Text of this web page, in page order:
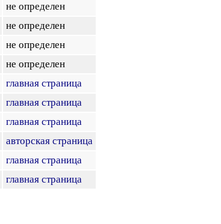
не определен
не определен
не определен
не определен
главная страница
главная страница
главная страница
авторская страница
главная страница
главная страница